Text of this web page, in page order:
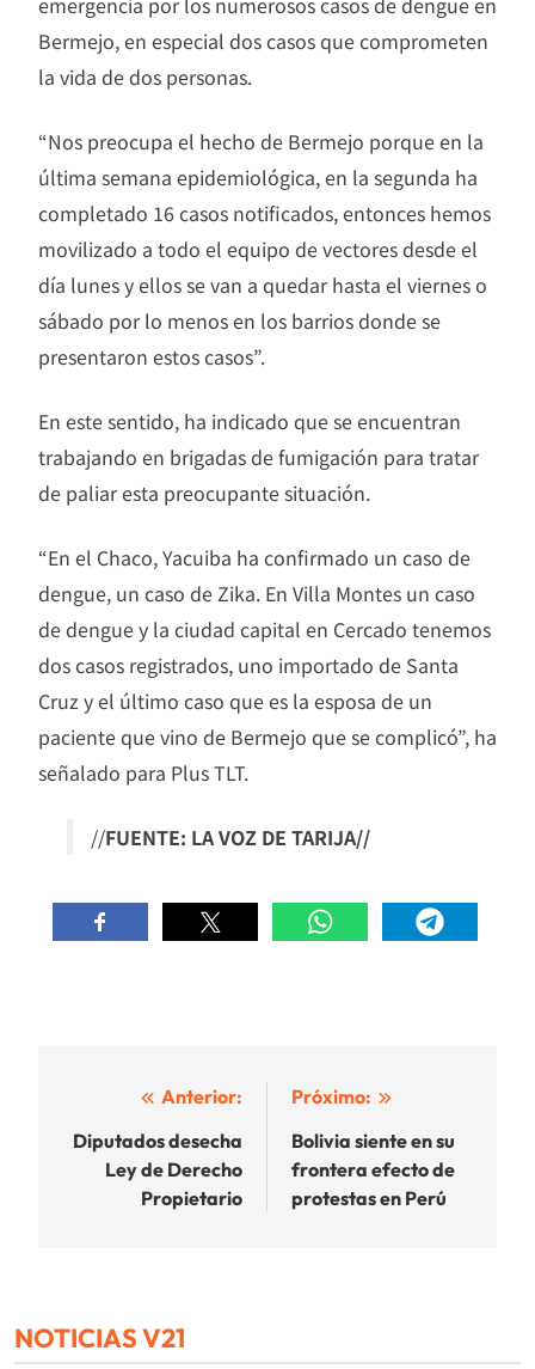
Bermejo, en especial dos casos que comprometen
la vida de dos personas.
“Nos preocupa el hecho de Bermejo porque en la
última semana epidemiológica, en la segunda ha
completado 16 casos notificados, entonces hemos
movilizado a todo el equipo de vectores desde el
día lunes y ellos se van a quedar hasta el viernes o
sábado por lo menos en los barrios donde se
presentaron estos casos”.
En este sentido, ha indicado que se encuentran
trabajando en brigadas de fumigación para tratar
de paliar esta preocupante situación.
“En el Chaco, Yacuiba ha confirmado un caso de
dengue, un caso de Zika. En Villa Montes un caso
de dengue y la ciudad capital en Cercado tenemos
dos casos registrados, uno importado de Santa
Cruz y el último caso que es la esposa de un
paciente que vino de Bermejo que se complicó”, ha
señalado para Plus TLT.
//FUENTE: LA VOZ DE TARIJA//
Navegación
de
entradas
Anterior:
Diputados desecha
Ley de Derecho
Propietario
Próximo:
Bolivia siente en su
frontera efecto de
protestas en Perú
NOTICIAS V21